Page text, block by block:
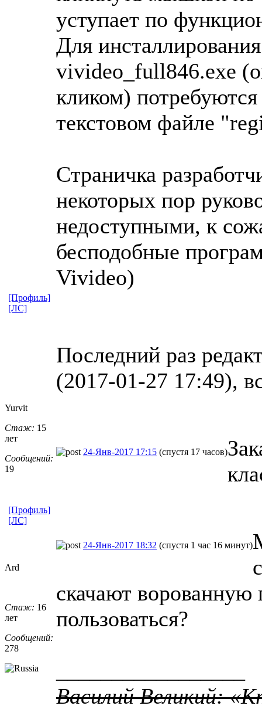
уступает по
Для
vivideo_full846.exe
кликом)
текстовом файле
Cтраничка
некоторых пор
недоступными, к
бесподобные
Vivideo)
Последний раз
(2017-01-27 17:49),
[Профиль]
[ЛС]
Yurvit
Стаж: 15
лет
Сообщений:
19
24-Янв-2017 17:15 (спустя 17 часов)
[Профиль]
[ЛС]
Ard
Стаж: 16
лет
Сообщений:
278
24-Янв-2017 18:32 (спустя 1 час 16 минут)
скачают
пользоваться?
Василий Великий: